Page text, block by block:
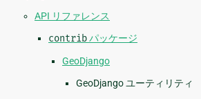
API リファレンス
contribパッケージ
GeoDjango
GeoDjango ユーティリティ